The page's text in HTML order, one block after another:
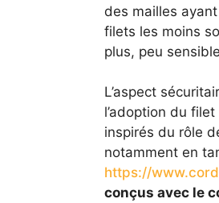
des mailles
filets les moins
plus, peu
L’aspect
l’adoption du
inspirés du rôle
notamment en
https://
conçus avec le